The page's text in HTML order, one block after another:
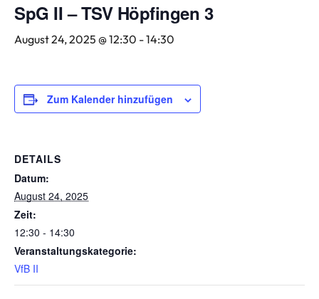
SpG II – TSV Höpfingen 3
August 24, 2025 @ 12:30 -14:30
Zum Kalender hinzufügen
DETAILS
Datum:
August 24, 2025
Zeit:
12:30 - 14:30
Veranstaltungskategorie:
VfB II